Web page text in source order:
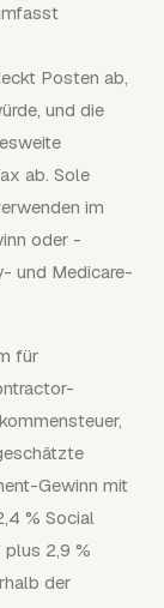
Posten ab,
und die
ab. Sole
im
oder -
und Medicare-
für
Gewinn mit
% Social
2,9 %
der